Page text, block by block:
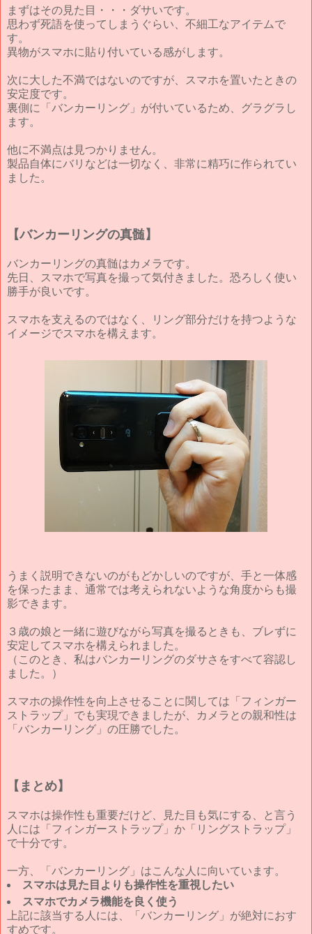
まずはその見た目・・・ダサいです。
思わず死語を使ってしまうぐらい、不細工なアイテムで
す。
異物がスマホに貼り付いている感がします。
次に大した不満ではないのですが、スマホを置いたときの
安定度です。
裏側に「バンカーリング」が付いているため、グラグラし
ます。
他に不満点は見つかりません。
製品自体にバリなどは一切なく、非常に精巧に作られてい
ました。
【バンカーリングの真髄】
バンカーリングの真髄はカメラです。
先日、スマホで写真を撮って気付きました。恐ろしく使い
勝手が良いです。
スマホを支えるのではなく、リング部分だけを持つような
イメージでスマホを構えます。
うまく説明できないのがもどかしいのですが、手と一体感
を保ったまま、通常では考えられないような角度からも撮
影できます。
３歳の娘と一緒に遊びながら写真を撮るときも、ブレずに
安定してスマホを構えられました。
（このとき、私はバンカーリングのダサさをすべて容認し
ました。）
スマホの操作性を向上させることに関しては「フィンガー
ストラップ」でも実現できましたが、カメラとの親和性は
「バンカーリング」の圧勝でした。
【まとめ】
スマホは操作性も重要だけど、見た目も気にする、と言う
人には「フィンガーストラップ」か「リングストラップ」
で十分です。
一方、「バンカーリング」はこんな人に向いています。
スマホは見た目よりも操作性を重視したい
スマホでカメラ機能を良く使う
上記に該当する人には、「バンカーリング」が絶対におす
すめです。